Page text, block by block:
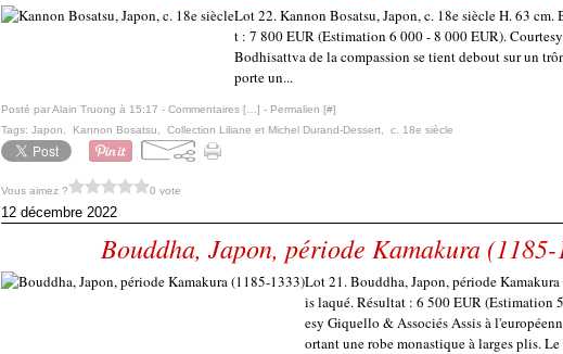
Lot 22. Kannon Bosatsu, Japon, c. 18e siècle H. 63 cm.
t : 7 800 EUR (Estimation 6 000 - 8 000 EUR).
Bodhisattva de la compassion se tient debout sur un
porte un...
Posté par Alain Truong à 15:17 - Commentaires [ ] - Permalien [#]
Tags: Japon Kannon Bosatsu Collection Liliane et Michel Durand-Dessert c. 18e siècle
Vous aimez ? 0 vote
12 décembre 2022
Bouddha, Japon, période Kamakura
Lot 21. Bouddha, Japon, période
is laqué. Résultat : 6 500 EUR (Estimation
esy Giquello & Associés Assis à
ortant une robe monastique à larges plis. Le